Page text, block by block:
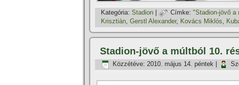
Kategória: Stadion Címke: "Stadion-jövő a
Krisztián, Gerstl Alexander, Kovács Miklós,
Stadion-jövő a múltból 10.
Közzétéve: 2010. május 14. péntek